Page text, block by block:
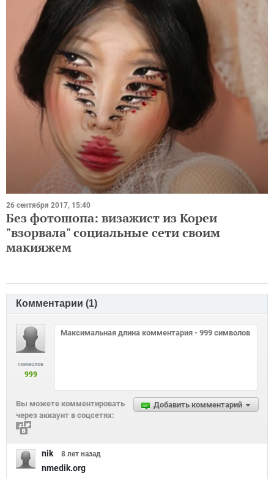
26 сентября 2017, 15:40
Без фотошопа: визажист из Кореи
"взорвала" социальные сети своим
макияжем
Комментарии (1)
символов
999
Добавить комментарий
Вы можете комментировать
через аккаунт в соцсетях:
nik 8 лет назад
nmedik.org